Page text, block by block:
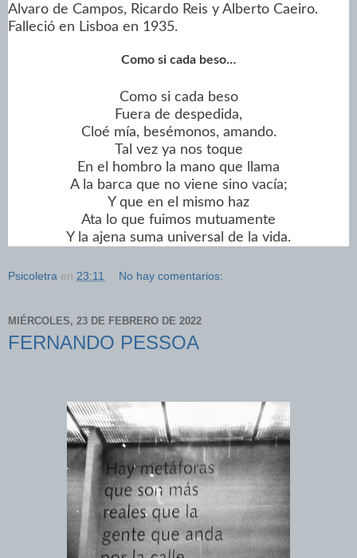
Alvaro de Campos, Ricardo Reis y Alberto Caeiro.
Falleció en Lisboa en 1935.
Como si cada beso…
Como si cada beso
Fuera de despedida,
Cloé mía, besémonos, amando.
Tal vez ya nos toque
En el hombro la mano que llama
A la barca que no viene sino vacía;
Y que en el mismo haz
Ata lo que fuimos mutuamente
Y la ajena suma universal de la vida.
Psicoletra en 23:11 No hay comentarios:
MIÉRCOLES, 23 DE FEBRERO DE 2022
FERNANDO PESSOA